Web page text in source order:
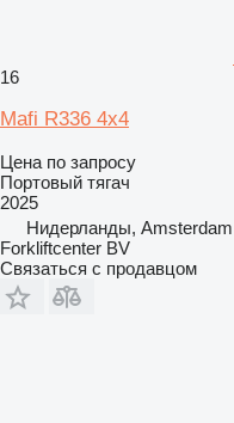
16
Mafi R336 4x4
Цена по запросу
Портовый тягач
2025
Нидерланды, Amsterdam
Forkliftcenter BV
Связаться с продавцом